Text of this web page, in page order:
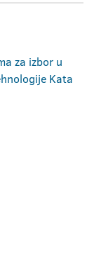
za izbor u
Kata